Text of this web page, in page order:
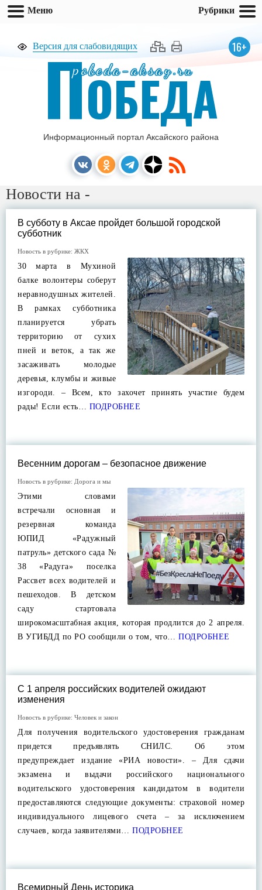
Версия для слабовидящих 16+
pobeda-aksay.ru
ПОБЕДА
Информационный портал Аксайского района
Новости на -
В субботу в Аксае пройдет большой городской
субботник
Новость в рубрике: ЖКХ
30 марта в Мухиной
балке волонтеры соберут
неравнодушных жителей.
В рамках субботника
планируется убрать
территорию от сухих
пней и веток, а так же
засаживать молодые
деревья, клумбы и живые
изгороди. – Всем, кто захочет принять участие будем
рады! Если есть… ПОДРОБНЕЕ
Весенним дорогам – безопасное движение
Новость в рубрике: Дорога и мы
Этими словами
встречали основная и
резервная команда
ЮПИД «Радужный
патруль» детского сада №
38 «Радуга» поселка
Рассвет всех водителей и
пешеходов. В детском
саду стартовала
широкомасштабная акция, которая продлится до 2 апреля.
В УГИБДД по РО сообщили о том, что… ПОДРОБНЕЕ
С 1 апреля российских водителей ожидают
изменения
Новость в рубрике: Человек и закон
Для получения водительского удостоверения гражданам
придется предъявлять СНИЛС. Об этом
предупреждает издание «РИА новости». – Для сдачи
экзамена и выдачи российского национального
водительского удостоверения кандидатом в водители
предоставляются следующие документы: страховой номер
индивидуального лицевого счета – за исключением
случаев, когда заявителями… ПОДРОБНЕЕ
Всемирный День историка
Меню Рубрики